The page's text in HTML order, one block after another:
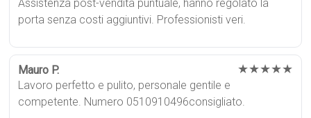
Assistenza post-vendita puntuale, hanno regolato la
porta senza costi aggiuntivi. Professionisti veri.
Mauro P. ★★★★★
Lavoro perfetto e pulito, personale gentile e
competente. Numero 0510910496consigliato.